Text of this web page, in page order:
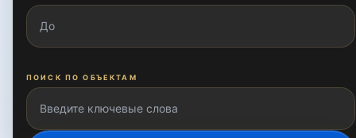
Кичик Миробод
Кушбеги
ПОИСК ПО ОБЪЕКТАМ